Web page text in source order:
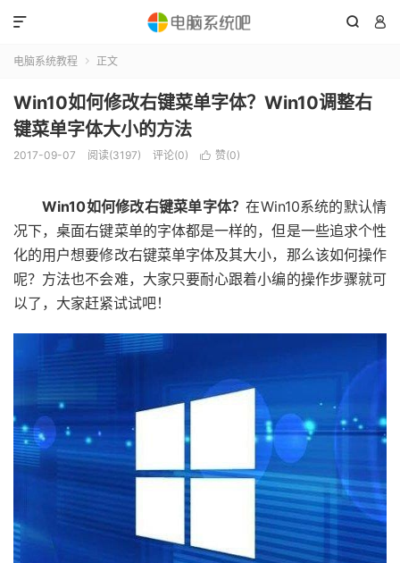
 

电脑系统教程  正文
Win10如何修改右键菜单字体？Win10调整右
键菜单字体大小的方法
2017-09-07 阅读(3197) 评论(0)  赞(0)
Win10如何修改右键菜单字体？在Win10系统的默认情
况下，桌面右键菜单的字体都是一样的，但是一些追求个性
化的用户想要修改右键菜单字体及其大小，那么该如何操作
呢？方法也不会难，大家只要耐心跟着小编的操作步骤就可
以了，大家赶紧试试吧！